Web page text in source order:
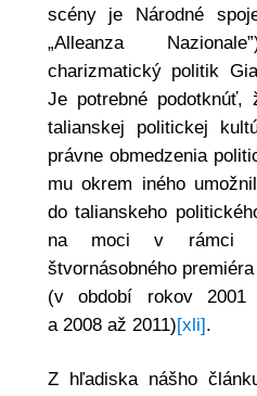
scény je Národné
„Alleanza
charizmatický politik
Je potrebné podotknúť,
talianskej politickej
právne obmedzenia
mu okrem iného
do talianskeho
na moci v rámci
štvornásobného
(v období rokov 2001
a 2008 až 2011)[xli].
Z hľadiska nášho